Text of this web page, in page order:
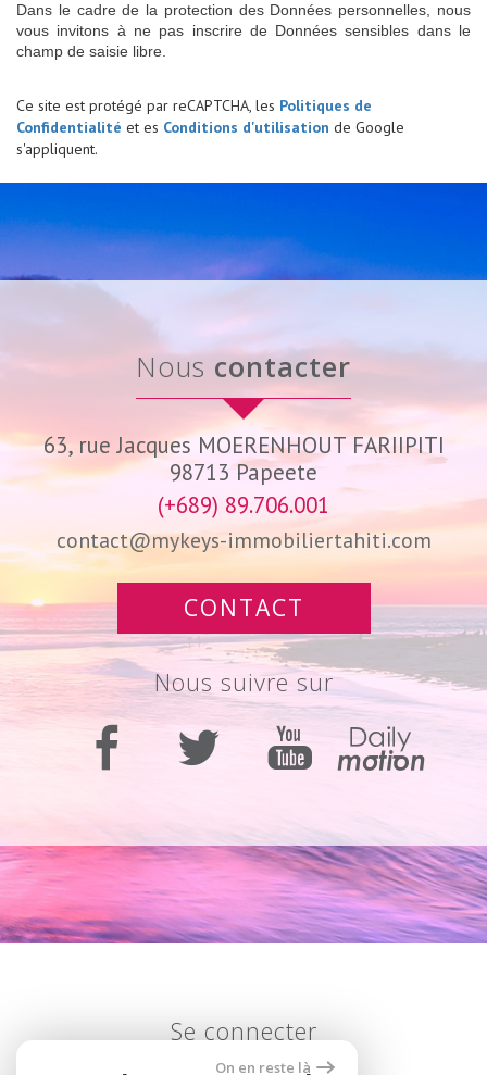
Dans le cadre de la protection des Données personnelles, nous
vous invitons à ne pas inscrire de Données sensibles dans le
champ de saisie libre.
Ce site est protégé par reCAPTCHA, les Politiques de
Confidentialité et es Conditions d'utilisation de Google
s'appliquent.
nous contacter
63, rue Jacques MOERENHOUT FARIIPITI
98713 Papeete
(+689) 89.706.001
contact@mykeys-immobiliertahiti.com
CONTACT
nous suivre sur
se connecter
On en reste là